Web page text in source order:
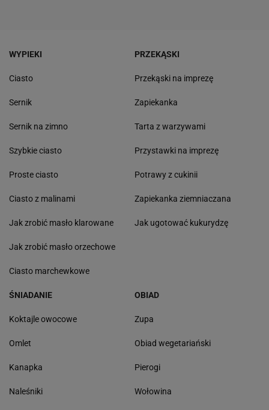
WYPIEKI
Ciasto
Sernik
Sernik na zimno
Szybkie ciasto
Proste ciasto
Ciasto z malinami
Jak zrobić masło klarowane
Jak zrobić masło orzechowe
Ciasto marchewkowe
PRZEKĄSKI
Przekąski na imprezę
Zapiekanka
Tarta z warzywami
Przystawki na imprezę
Potrawy z cukinii
Zapiekanka ziemniaczana
Jak ugotować kukurydzę
ŚNIADANIE
Koktajle owocowe
Omlet
Kanapka
Naleśniki
OBIAD
Zupa
Obiad wegetariański
Pierogi
Wołowina